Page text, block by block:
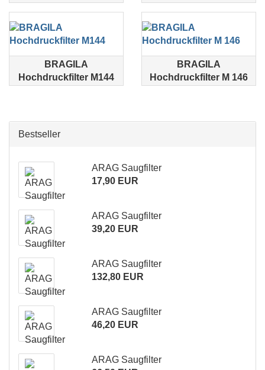
BRAGILA
Hochdruckfilter M144
BRAGILA
Hochdruckfilter M 146
Bestseller
ARAG Saugfilter
17,90 EUR
ARAG Saugfilter
39,20 EUR
ARAG Saugfilter
132,80 EUR
ARAG Saugfilter
46,20 EUR
ARAG Saugfilter